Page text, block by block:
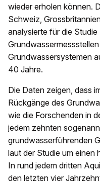
wieder erholen können.
Schweiz,
analysierte für die
Grundwassersystemen
40 Jahre.
Die Daten zeigen, dass
Rückgänge des
wie die Forschenden in
jedem zehnten
grundwasserführenden
laut der Studie um einen
In rund jedem dritten
den letzten vier